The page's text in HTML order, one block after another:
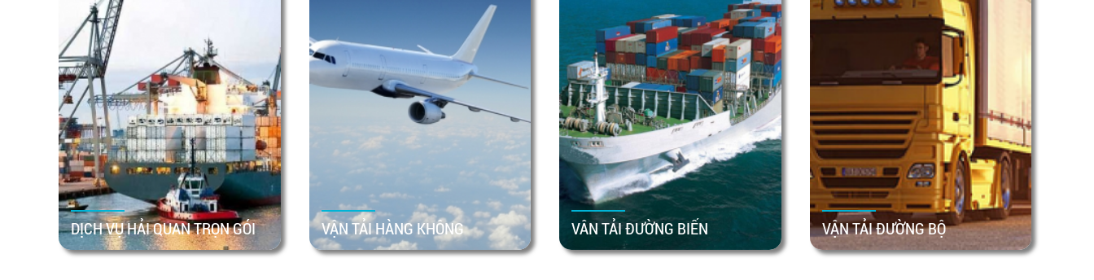
DỊCH VỤ HẢI QUAN TRỌN GÓI VẬN TẢI HÀNG KHÔNG VÂN TẢI ĐƯỜNG BIỂN VẬN TẢI ĐƯỜNG BỘ